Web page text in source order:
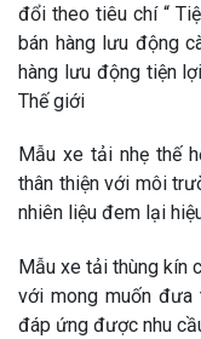
đổi theo tiêu chí “
bán hàng lưu động
hàng lưu động tiện
Thế giới
Mẫu xe tải nhẹ thế
thân thiện với môi
nhiên liệu đem lại
Mẫu xe tải thùng kín
với mong muốn đưa
đáp ứng được nhu